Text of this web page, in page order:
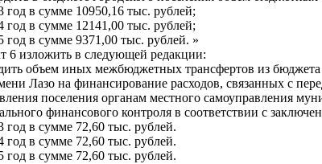
год в сумме 10950,16 тыс. рублей;
год в сумме 12141,00 тыс. рублей;
год в сумме 9371,00 тыс. рублей. »
6 изложить в следующей редакции:
объем иных межбюджетных трансфертов из
Лазо на финансирование расходов, связанных с
поселения органам местного самоуправления
финансового контроля в соответствии с
год в сумме 72,60 тыс. рублей.
год в сумме 72,60 тыс. рублей.
год в сумме 72,60 тыс. рублей.